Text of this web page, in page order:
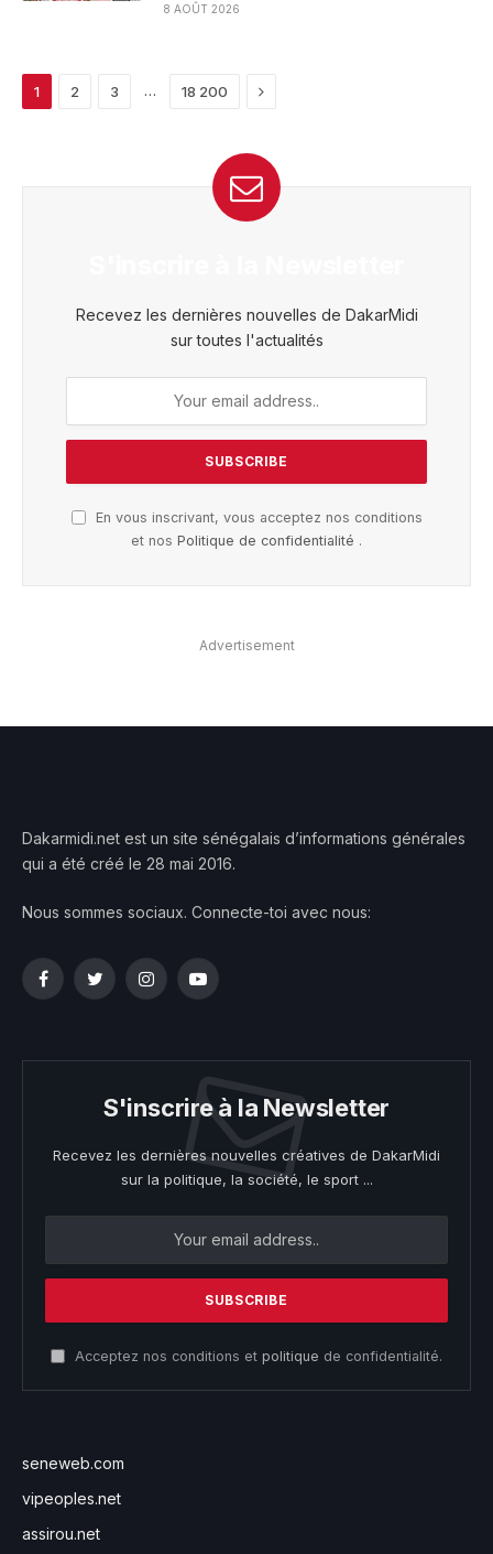
8 AOÛT 2026
1 2 3 … 18 200 Next
Recevez les dernières nouvelles de DakarMidi
sur toutes l'actualités
En vous inscrivant, vous acceptez nos conditions
et nos Politique de confidentialité .
Advertisement
Dakarmidi.net est un site sénégalais d’informations générales
qui a été créé le 28 mai 2016.
Nous sommes sociaux. Connecte-toi avec nous:
FacebookTwitterInstagramYouTube
S'inscrire à la Newsletter
Recevez les dernières nouvelles créatives de DakarMidi
sur la politique, la société, le sport ...
Acceptez nos conditions et politique de confidentialité.
seneweb.com
vipeoples.net
assirou.net